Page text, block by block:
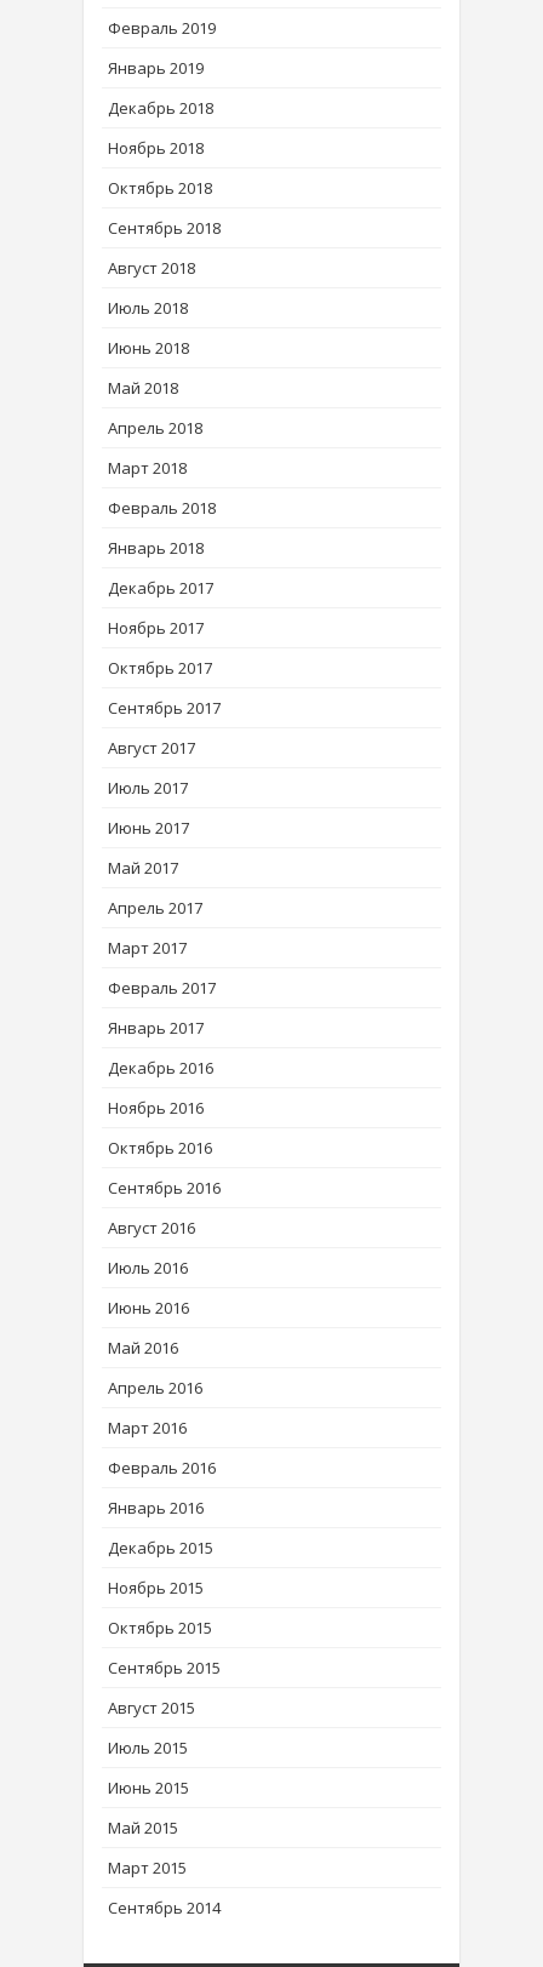
Февраль 2019
Январь 2019
Декабрь 2018
Ноябрь 2018
Октябрь 2018
Сентябрь 2018
Август 2018
Июль 2018
Июнь 2018
Май 2018
Апрель 2018
Март 2018
Февраль 2018
Январь 2018
Декабрь 2017
Ноябрь 2017
Октябрь 2017
Сентябрь 2017
Август 2017
Июль 2017
Июнь 2017
Май 2017
Апрель 2017
Март 2017
Февраль 2017
Январь 2017
Декабрь 2016
Ноябрь 2016
Октябрь 2016
Сентябрь 2016
Август 2016
Июль 2016
Июнь 2016
Май 2016
Апрель 2016
Март 2016
Февраль 2016
Январь 2016
Декабрь 2015
Ноябрь 2015
Октябрь 2015
Сентябрь 2015
Август 2015
Июль 2015
Июнь 2015
Май 2015
Март 2015
Сентябрь 2014